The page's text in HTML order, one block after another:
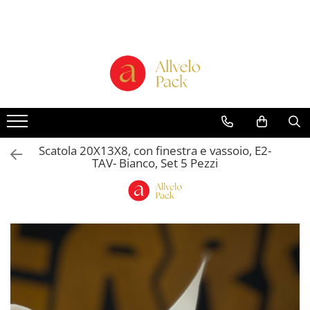
Scatole per Panettone e Torte
Scatole per Panettone e Torte con
Finestra
Scatole per Panettone e Torte
senza Finestra
Buste in Cartone per Regalo
incluso "Smart-Box"
Scatole Alte con Finestra per
Pasticcini
Scatole Alte senza Finestra per Mini
Scatola 20X13X8, con finestra e vassoio, E2-
TAV- Bianco, Set 5 Pezzi